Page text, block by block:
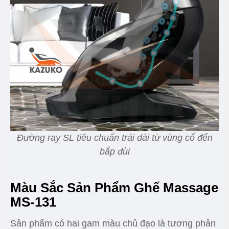
Đường ray SL tiêu chuẩn trải dài từ vùng cổ đến
bắp đùi
Màu Sắc Sản Phẩm Ghế Massage
MS-131
Sản phẩm có hai gam màu chủ đạo là tương phản